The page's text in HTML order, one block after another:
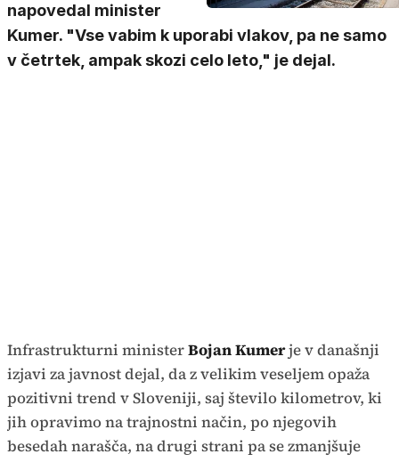
napovedal minister
Kumer. "Vse vabim k uporabi vlakov, pa ne samo
v četrtek, ampak skozi celo leto," je dejal.
Infrastrukturni ministerBojan Kumerje v današnji
izjavi za javnost dejal, da z velikim veseljem opaža
pozitivni trend v Sloveniji, saj število kilometrov, ki
jih opravimo na trajnostni način, po njegovih
besedah narašča, na drugi strani pa se zmanjšuje